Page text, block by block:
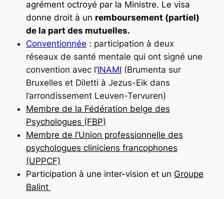
agrément octroyé par la Ministre. Le visa
donne droit à un remboursement (partiel)
de la part des mutuelles.
Conventionnée : participation à deux
réseaux de santé mentale qui ont signé une
convention avec l’INAMI (Brumenta sur
Bruxelles et Diletti à Jezus-Eik dans
l’arrondissement Leuven-Tervuren)
Membre de la Fédération belge des
Psychologues (FBP)
Membre de l’Union professionnelle des
psychologues cliniciens francophones
(UPPCF)
Participation à une inter-vision et un Groupe
Balint